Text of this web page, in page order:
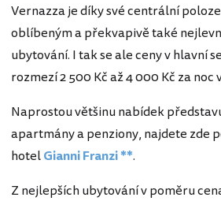
Vernazza je díky své centrální
oblíbeným a překvapivě také
ubytování. I tak se ale ceny v hlavní
rozmezí 2 500 Kč až 4 000 Kč za
Naprostou většinu nabídek
apartmány a penziony, najdete zde
hotelGianni Franzi **.
Z nejlepších ubytování v poměru